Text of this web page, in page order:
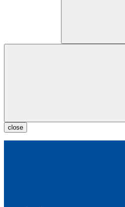
close